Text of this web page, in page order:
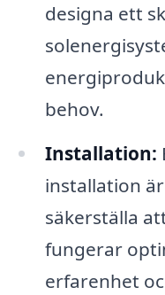
designa ett
behov.
Installation:
installation
säkerställa
fungerar
erfarenhet